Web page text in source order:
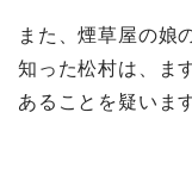
また、煙草屋の娘
知った松村は、ま
あることを疑います